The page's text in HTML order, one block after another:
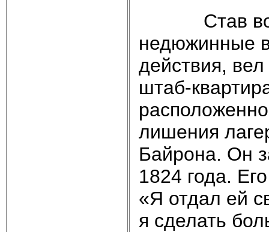
Став во
недюжинные
действия,
штаб-
лишения
Байрона. Он
1824 года.
«Я отдал ей
я сделать